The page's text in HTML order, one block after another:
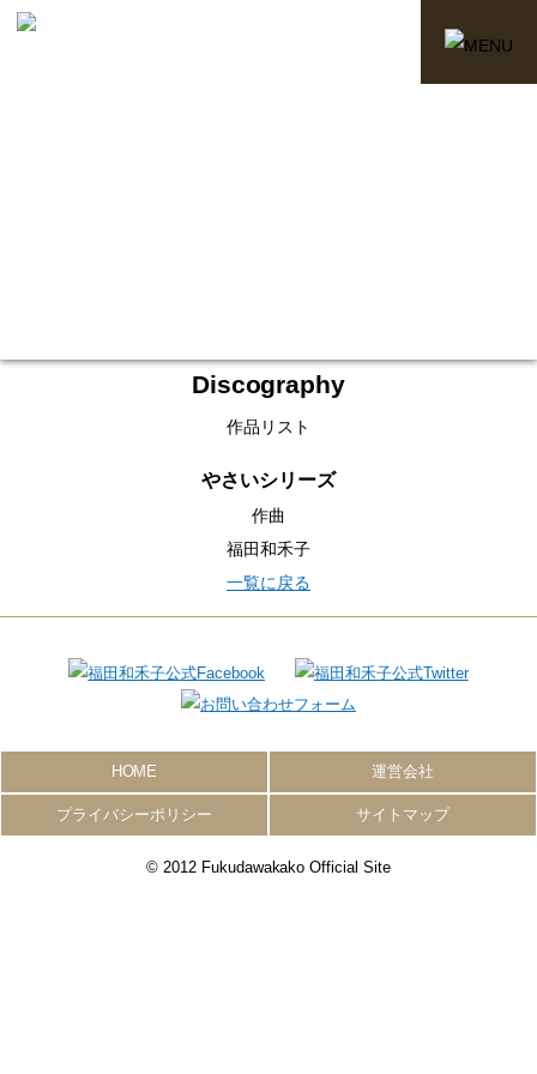
Discography
作品リスト
やさいシリーズ
作曲
福田和禾子
一覧に戻る
HOME 運営会社
プライバシーポリシー サイトマップ
© 2012 Fukudawakako Official Site